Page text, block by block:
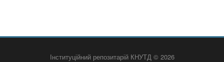
Інституційний репозитарій КНУТД © 2026